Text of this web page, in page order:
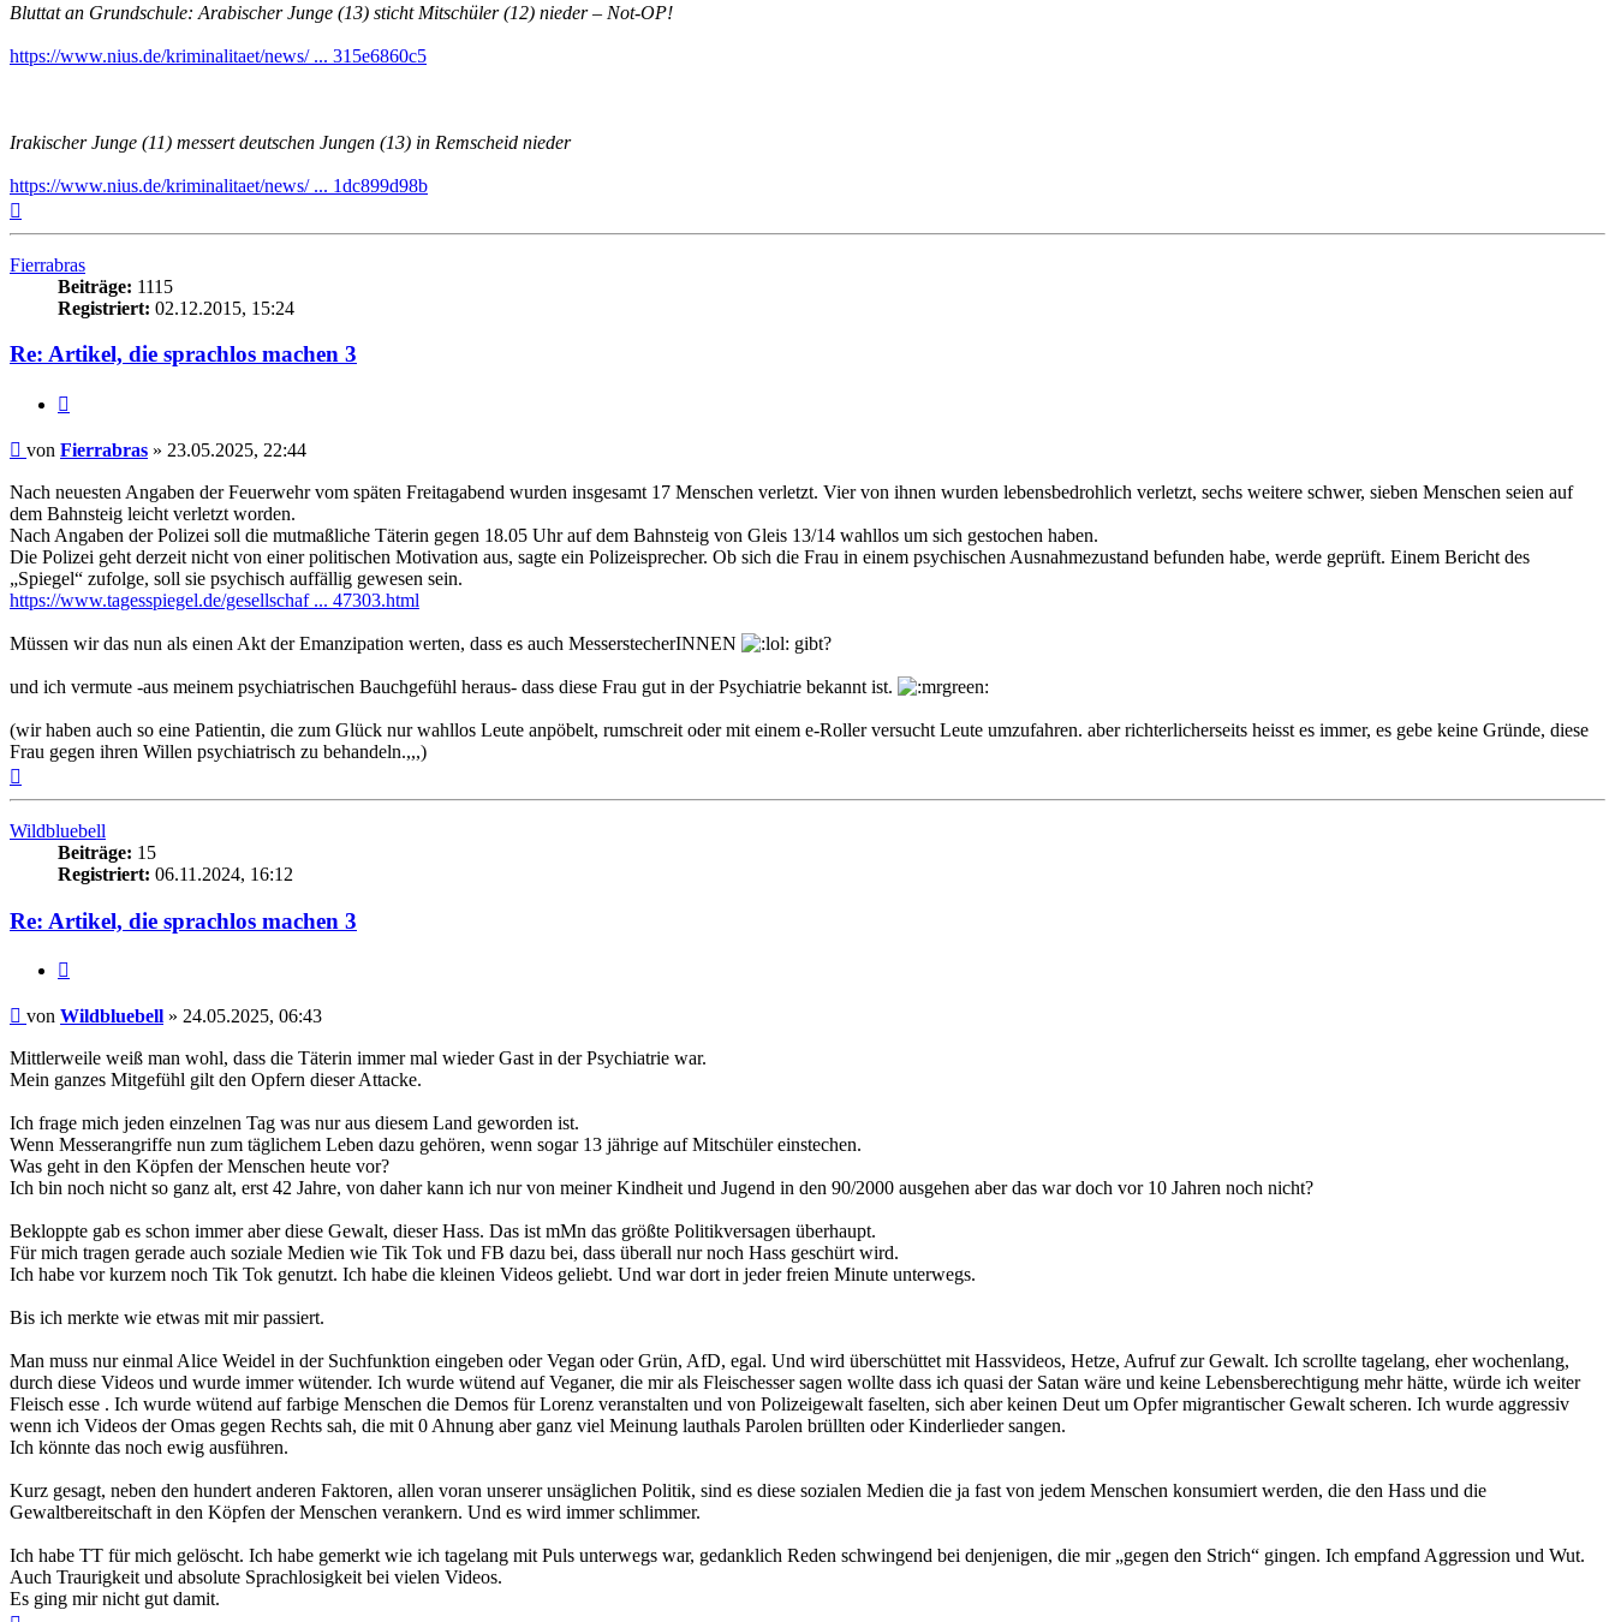
Bluttat an Grundschule: Arabischer Junge (13) sticht Mitschüler (12) nieder – Not-OP!
https://www.nius.de/kriminalitaet/news/ ... 315e6860c5
Irakischer Junge (11) messert deutschen Jungen (13) in Remscheid nieder
https://www.nius.de/kriminalitaet/news/ ... 1dc899d98b
Fierrabras
Beiträge: 1115
Registriert: 02.12.2015, 15:24
Re: Artikel, die sprachlos machen 3
Beitrag
von Fierrabras » 23.05.2025, 22:44
Nach neuesten Angaben der Feuerwehr vom späten Freitagabend wurden insgesamt 17 Menschen verletzt. Vier von ihnen wurden lebensbedrohlich verletzt, sechs weitere schwer, sieben Menschen seien auf
dem Bahnsteig leicht verletzt worden.
Nach Angaben der Polizei soll die mutmaßliche Täterin gegen 18.05 Uhr auf dem Bahnsteig von Gleis 13/14 wahllos um sich gestochen haben.
Die Polizei geht derzeit nicht von einer politischen Motivation aus, sagte ein Polizeisprecher. Ob sich die Frau in einem psychischen Ausnahmezustand befunden habe, werde geprüft. Einem Bericht des
„Spiegel“ zufolge, soll sie psychisch auffällig gewesen sein.
https://www.tagesspiegel.de/gesellschaf ... 47303.html
Müssen wir das nun als einen Akt der Emanzipation werten, dass es auch MesserstecherINNEN gibt?
und ich vermute -aus meinem psychiatrischen Bauchgefühl heraus- dass diese Frau gut in der Psychiatrie bekannt ist.
(wir haben auch so eine Patientin, die zum Glück nur wahllos Leute anpöbelt, rumschreit oder mit einem e-Roller versucht Leute umzufahren. aber richterlicherseits heisst es immer, es gebe keine Gründe, diese
Frau gegen ihren Willen psychiatrisch zu behandeln.,,,)
Wildbluebell
Beiträge: 15
Registriert: 06.11.2024, 16:12
Re: Artikel, die sprachlos machen 3
Beitrag
von Wildbluebell » 24.05.2025, 06:43
Mittlerweile weiß man wohl, dass die Täterin immer mal wieder Gast in der Psychiatrie war.
Mein ganzes Mitgefühl gilt den Opfern dieser Attacke.
Ich frage mich jeden einzelnen Tag was nur aus diesem Land geworden ist.
Wenn Messerangriffe nun zum täglichem Leben dazu gehören, wenn sogar 13 jährige auf Mitschüler einstechen.
Was geht in den Köpfen der Menschen heute vor?
Ich bin noch nicht so ganz alt, erst 42 Jahre, von daher kann ich nur von meiner Kindheit und Jugend in den 90/2000 ausgehen aber das war doch vor 10 Jahren noch nicht?
Bekloppte gab es schon immer aber diese Gewalt, dieser Hass. Das ist mMn das größte Politikversagen überhaupt.
Für mich tragen gerade auch soziale Medien wie Tik Tok und FB dazu bei, dass überall nur noch Hass geschürt wird.
Ich habe vor kurzem noch Tik Tok genutzt. Ich habe die kleinen Videos geliebt. Und war dort in jeder freien Minute unterwegs.
Bis ich merkte wie etwas mit mir passiert.
Man muss nur einmal Alice Weidel in der Suchfunktion eingeben oder Vegan oder Grün, AfD, egal. Und wird überschüttet mit Hassvideos, Hetze, Aufruf zur Gewalt. Ich scrollte tagelang, eher wochenlang,
durch diese Videos und wurde immer wütender. Ich wurde wütend auf Veganer, die mir als Fleischesser sagen wollte dass ich quasi der Satan wäre und keine Lebensberechtigung mehr hätte, würde ich weiter
Fleisch esse . Ich wurde wütend auf farbige Menschen die Demos für Lorenz veranstalten und von Polizeigewalt faselten, sich aber keinen Deut um Opfer migrantischer Gewalt scheren. Ich wurde aggressiv
wenn ich Videos der Omas gegen Rechts sah, die mit 0 Ahnung aber ganz viel Meinung lauthals Parolen brüllten oder Kinderlieder sangen.
Ich könnte das noch ewig ausführen.
Kurz gesagt, neben den hundert anderen Faktoren, allen voran unserer unsäglichen Politik, sind es diese sozialen Medien die ja fast von jedem Menschen konsumiert werden, die den Hass und die
Gewaltbereitschaft in den Köpfen der Menschen verankern. Und es wird immer schlimmer.
Ich habe TT für mich gelöscht. Ich habe gemerkt wie ich tagelang mit Puls unterwegs war, gedanklich Reden schwingend bei denjenigen, die mir „gegen den Strich“ gingen. Ich empfand Aggression und Wut.
Auch Traurigkeit und absolute Sprachlosigkeit bei vielen Videos.
Es ging mir nicht gut damit.